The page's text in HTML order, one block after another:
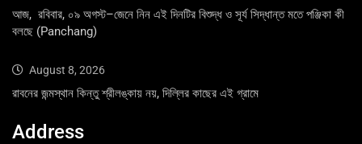
আজ, রবিবার, ০৯ অগস্ট–জেনে নিন এই দিনটির বিশুদ্ধ ও সূর্য সিদ্ধান্ত মতে পঞ্জিকা কী
বলছে (Panchang)
August 8, 2026
রাবনের জন্মস্থান কিন্তু শ্রীলঙ্কায় নয়, দিল্লির কাছের এই গ্রামে
Address